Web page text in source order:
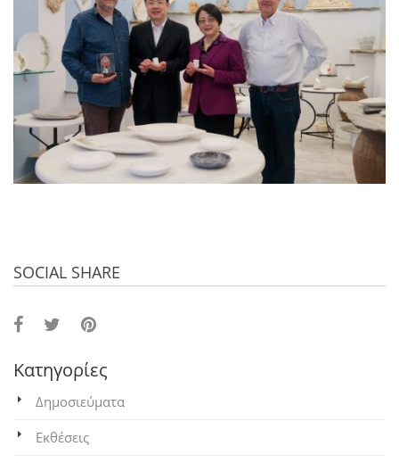
SOCIAL SHARE
Κατηγορίες
Δημοσιεύματα
Εκθέσεις